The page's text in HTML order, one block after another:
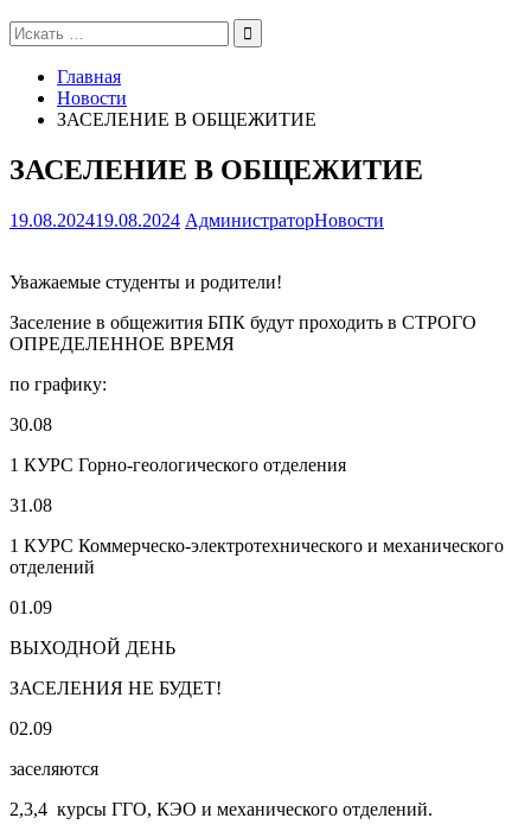
Поиск
для:
Главная
Новости
ЗАСЕЛЕНИЕ В ОБЩЕЖИТИЕ
ЗАСЕЛЕНИЕ В ОБЩЕЖИТИЕ
19.08.202419.08.2024 АдминистраторНовости
Уважаемые студенты и родители!
Заселение в общежития БПК будут проходить в СТРОГО
ОПРЕДЕЛЕННОЕ ВРЕМЯ
по графику:
30.08
1 КУРС Горно-геологического отделения
31.08
1 КУРС Коммерческо-электротехнического и механического
отделений
01.09
ВЫХОДНОЙ ДЕНЬ
ЗАСЕЛЕНИЯ НЕ БУДЕТ!
02.09
заселяются
2,3,4 курсы ГГО, КЭО и механического отделений.